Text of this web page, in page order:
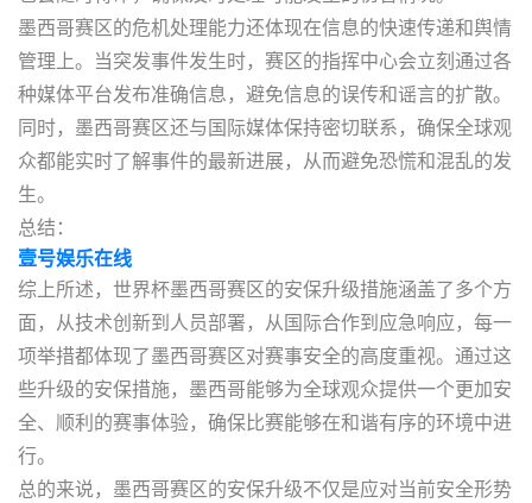
墨西哥赛区的危机处理能力还体现在信息的快速传递和舆情
管理上。当突发事件发生时，赛区的指挥中心会立刻通过各
种媒体平台发布准确信息，避免信息的误传和谣言的扩散。
同时，墨西哥赛区还与国际媒体保持密切联系，确保全球观
众都能实时了解事件的最新进展，从而避免恐慌和混乱的发
生。
总结：
壹号娱乐在线
综上所述，世界杯墨西哥赛区的安保升级措施涵盖了多个方
面，从技术创新到人员部署，从国际合作到应急响应，每一
项举措都体现了墨西哥赛区对赛事安全的高度重视。通过这
些升级的安保措施，墨西哥能够为全球观众提供一个更加安
全、顺利的赛事体验，确保比赛能够在和谐有序的环境中进
行。
总的来说，墨西哥赛区的安保升级不仅是应对当前安全形势